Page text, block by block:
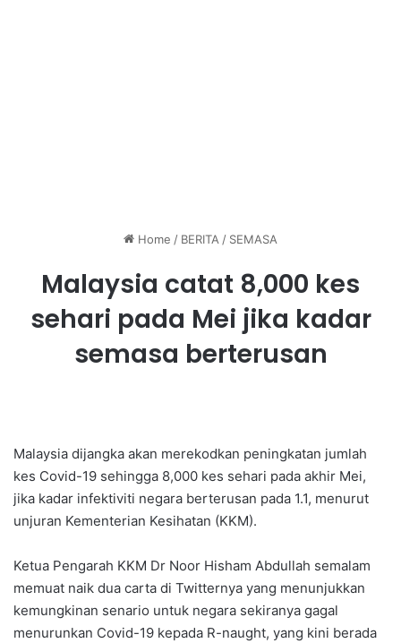
Home / BERITA / SEMASA
Malaysia catat 8,000 kes
sehari pada Mei jika kadar
semasa berterusan
Malaysia dijangka akan merekodkan peningkatan jumlah
kes Covid-19 sehingga 8,000 kes sehari pada akhir Mei,
jika kadar infektiviti negara berterusan pada 1.1, menurut
unjuran Kementerian Kesihatan (KKM).
Ketua Pengarah KKM Dr Noor Hisham Abdullah semalam
memuat naik dua carta di Twitternya yang menunjukkan
kemungkinan senario untuk negara sekiranya gagal
menurunkan Covid-19 kepada R-naught, yang kini berada